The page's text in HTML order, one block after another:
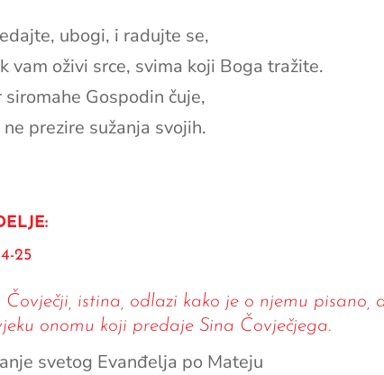
ubogi, i radujte se,
vam oživi srce, svima koji Boga tražite.
siromahe Gospodin čuje,
ne prezire sužanja svojih.
25
Čovječji, istina, odlazi kako je o njemu pisano,
onomu koji predaje Sina Čovječjega.
svetog Evanđelja po Mateju